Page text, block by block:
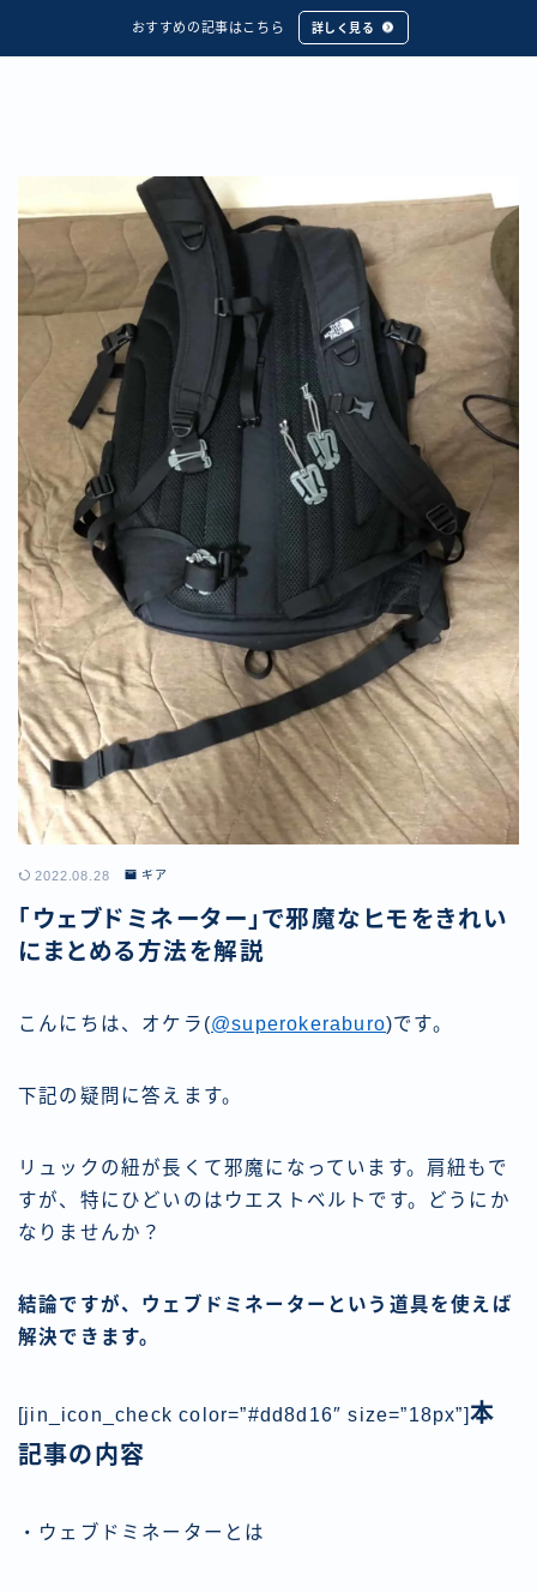
おすすめの記事はこちら 詳しく見る
2022.08.28 ギア
「ウェブドミネーター」で邪魔なヒモをきれい
にまとめる方法を解説
こんにちは、オケラ(@superokeraburo)です。
下記の疑問に答えます。
リュックの紐が長くて邪魔になっています。肩紐もで
すが、特にひどいのはウエストベルトです。どうにか
なりませんか？
結論ですが、ウェブドミネーターという道具を使えば
解決できます。
[jin_icon_check color=”#dd8d16″ size=”18px”] 本
記事の内容
・ウェブドミネーターとは